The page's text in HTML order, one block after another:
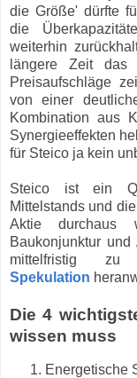
die Größe' dürfte
die
weiterhin
längere Zeit das
Preisaufschläge
von einer
Kombination aus
Synergieeffekten
für Steico ja kein
Steico ist ein
Mittelstands und
Aktie durchaus
Baukonjunktur
mittelfristig
Spekulation
Die 4
wissen muss
Energetische